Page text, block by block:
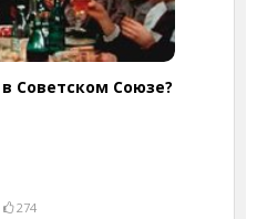
Советском Союзе?
274